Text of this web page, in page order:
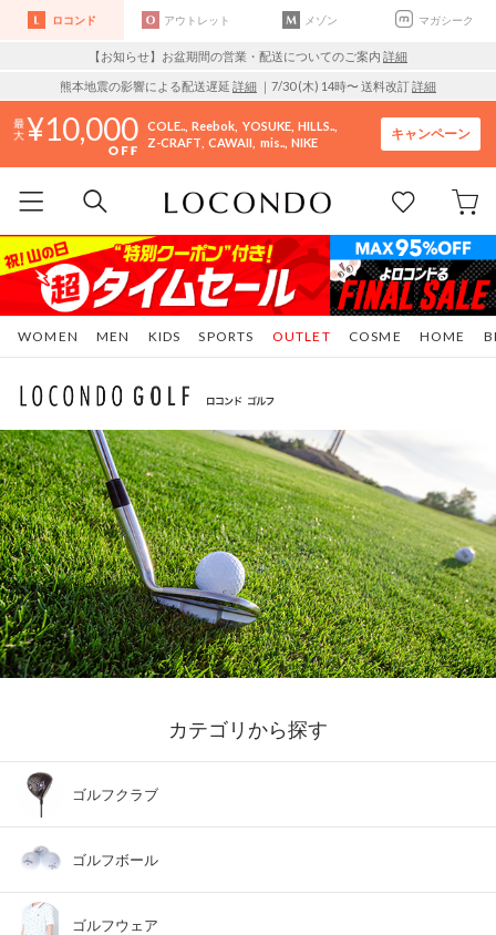
ロコンド アウトレット メゾン マガシーク
【お知らせ】お盆期間の営業・配送についてのご案内 詳細
熊本地震の影響による配送遅延 詳細 ｜7/30 (木) 14時〜 送料改訂詳細
10,000 COLE.. Reebok YOSUKE HILLS..
Z-CRAFT CAWAII mis.. NIKE
キャンペーン
WOMEN MEN KIDS SPORTS COSME HOME
OUTLET
カテゴリから探す
ゴルフクラブ
ゴルフボール
ゴルフウェア